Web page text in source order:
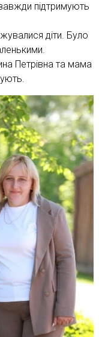
підтримують
діти. Було
Петрівна та мама